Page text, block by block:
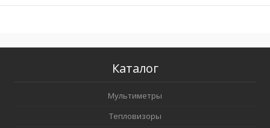
Каталог
Мультиметры
Тепловизоры